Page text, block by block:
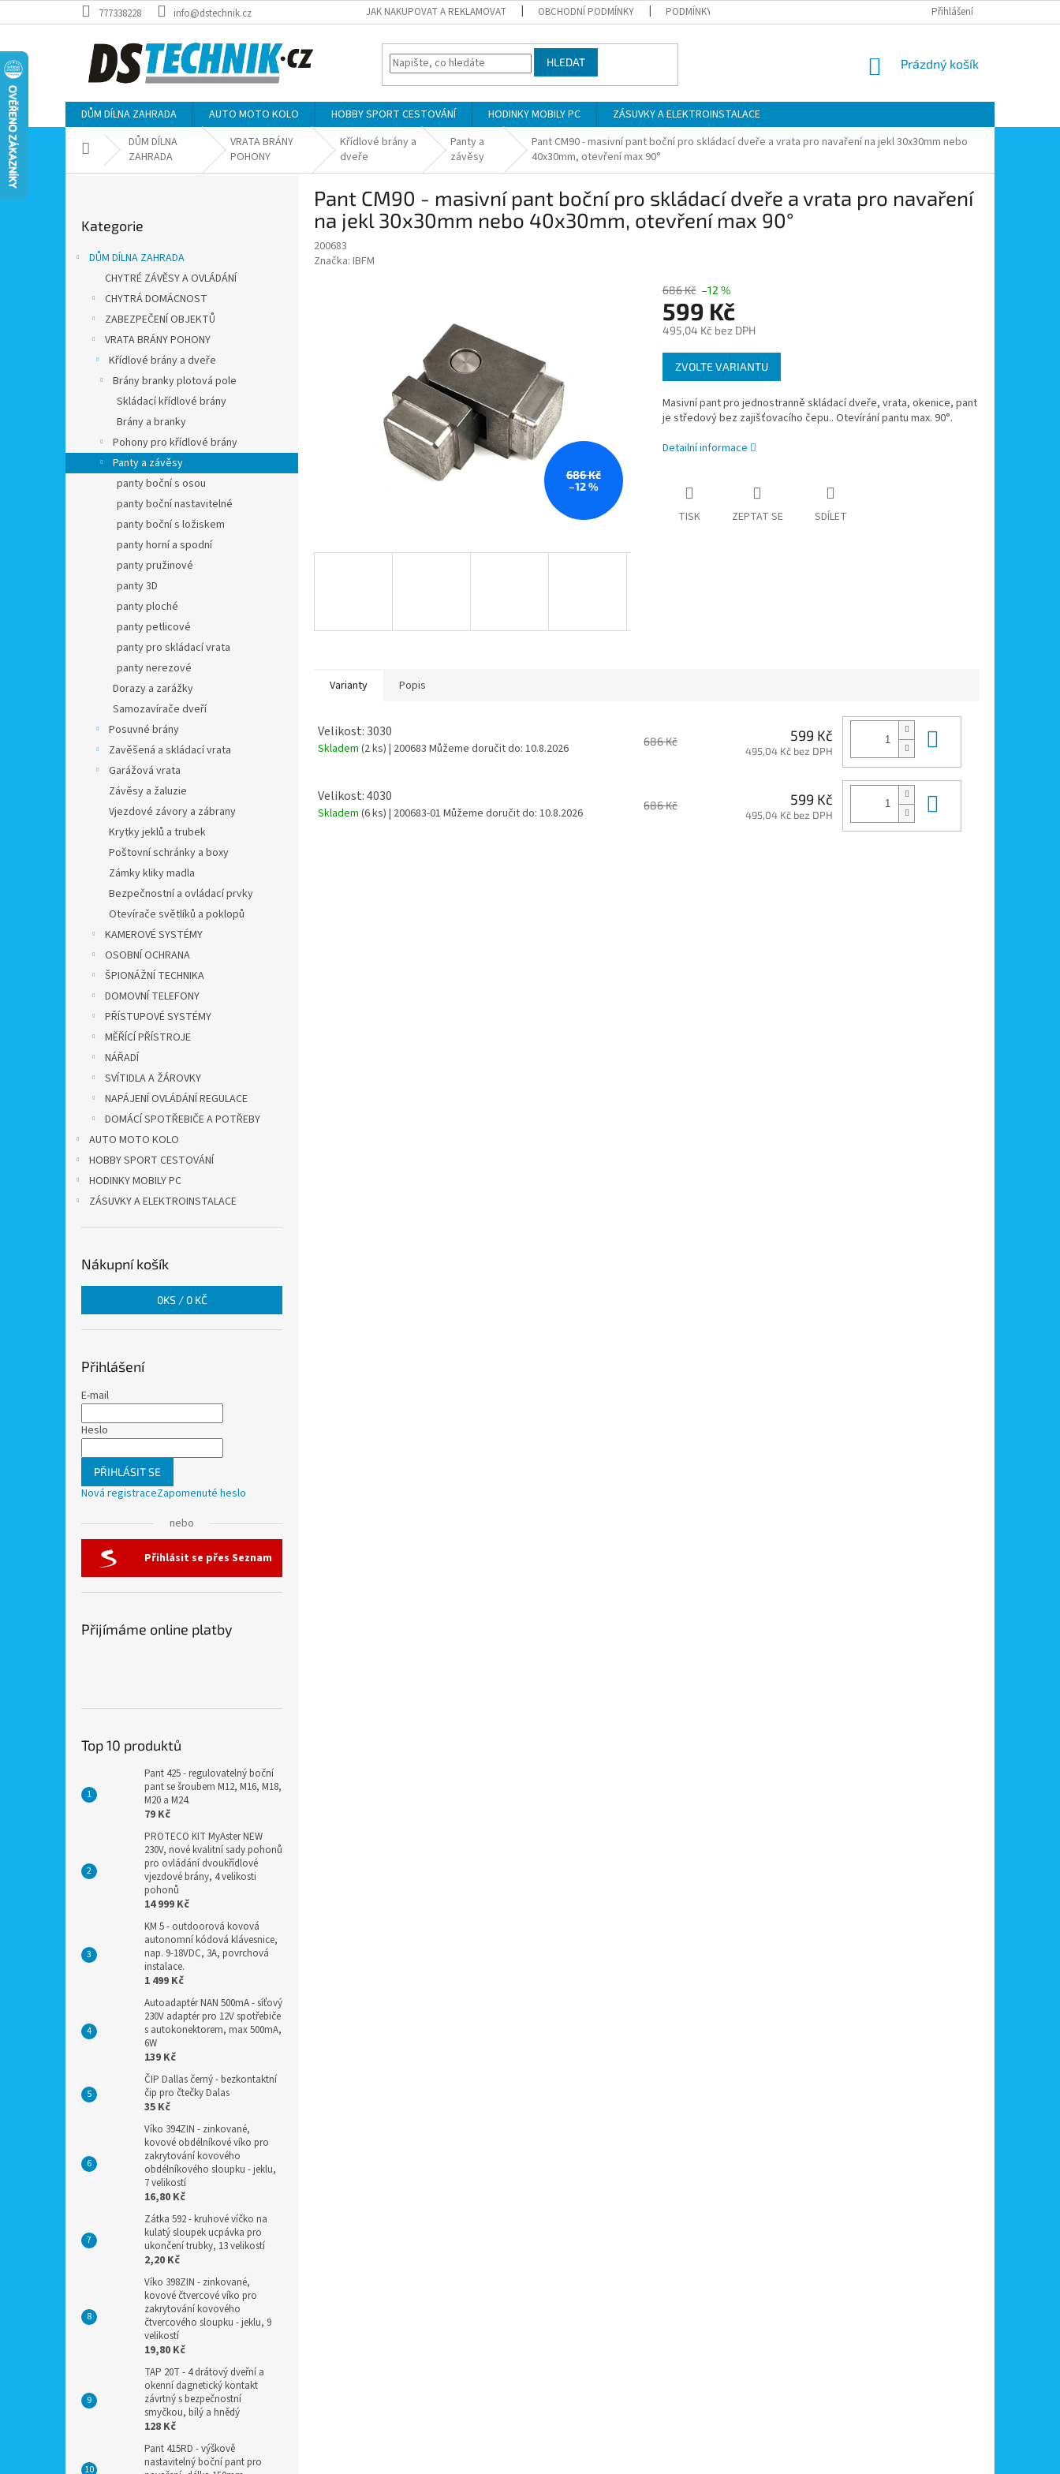
na
777338228 info@dstechnik.cz JAK NAKUPOVAT A REKLAMOVAT OBCHODNÍ PODMÍNKY PODMÍNKY OCHRANY OSOBNÍCH ÚDAJŮ MOJE OBJEDNÁVKA
Přihlášení
HLEDAT
NÁKUPNÍ
Prázdný košík
DŮM DÍLNA ZAHRADA AUTO MOTO KOLO HOBBY SPORT CESTOVÁNÍ HODINKY MOBILY PC ZÁSUVKY A ELEKTROINSTALACE
Domů DŮM DÍLNA
ZAHRADA
VRATA BRÁNY
POHONY
Křídlové brány a
dveře
Panty a
závěsy
Pant CM90 - masivní pant boční pro skládací dveře a vrata pro navaření na jekl 30x30mm nebo
40x30mm, otevření max 90°
kategorie
Kategorie
DŮM DÍLNA ZAHRADA
CHYTRÉ ZÁVĚSY A OVLÁDÁNÍ
CHYTRÁ DOMÁCNOST
ZABEZPEČENÍ OBJEKTŮ
VRATA BRÁNY POHONY
Křídlové brány a dveře
Brány branky plotová pole
Skládací křídlové brány
Brány a branky
Pohony pro křídlové brány
Panty a závěsy
panty boční s osou
panty boční nastavitelné
panty boční s ložiskem
panty horní a spodní
panty pružinové
panty 3D
panty ploché
panty petlicové
panty pro skládací vrata
panty nerezové
Dorazy a zarážky
Samozavírače dveří
Posuvné brány
Zavěšená a skládací vrata
Garážová vrata
Závěsy a žaluzie
Vjezdové závory a zábrany
Krytky jeklů a trubek
Poštovní schránky a boxy
Zámky kliky madla
Bezpečnostní a ovládací prvky
Otevírače světlíků a poklopů
KAMEROVÉ SYSTÉMY
OSOBNÍ OCHRANA
ŠPIONÁŽNÍ TECHNIKA
DOMOVNÍ TELEFONY
PŘÍSTUPOVÉ SYSTÉMY
MĚŘÍCÍ PŘÍSTROJE
NÁŘADÍ
SVÍTIDLA A ŽÁROVKY
NAPÁJENÍ OVLÁDÁNÍ REGULACE
DOMÁCÍ SPOTŘEBIČE A POTŘEBY
AUTO MOTO KOLO
HOBBY SPORT CESTOVÁNÍ
HODINKY MOBILY PC
ZÁSUVKY A ELEKTROINSTALACE
Nákupní košík
0KS / 0 KČ
Přihlášení
E-mail
Heslo
PŘIHLÁSIT SE
Nová registraceZapomenuté heslo
nebo
Přihlásit se přes Seznam
Přijímáme online platby
Top 10 produktů
Pant 425 - regulovatelný boční
pant se šroubem M12, M16, M18,
M20 a M24.
79 Kč
PROTECO KIT MyAster NEW
230V, nové kvalitní sady pohonů
pro ovládání dvoukřídlové
vjezdové brány, 4 velikosti
pohonů
14 999 Kč
KM 5 - outdoorová kovová
autonomní kódová klávesnice,
nap. 9-18VDC, 3A, povrchová
instalace.
1 499 Kč
Autoadaptér NAN 500mA - síťový
230V adaptér pro 12V spotřebiče
s autokonektorem, max 500mA,
6W
139 Kč
ČIP Dallas černý - bezkontaktní
čip pro čtečky Dalas
35 Kč
Víko 394ZIN - zinkované,
kovové obdélníkové víko pro
zakrytování kovového
obdélníkového sloupku - jeklu,
7 velikostí
16,80 Kč
Zátka 592 - kruhové víčko na
kulatý sloupek ucpávka pro
ukončení trubky, 13 velikostí
2,20 Kč
Víko 398ZIN - zinkované,
kovové čtvercové víko pro
zakrytování kovového
čtvercového sloupku - jeklu, 9
velikostí
19,80 Kč
TAP 20T - 4 drátový dveřní a
okenní dagnetický kontakt
závrtný s bezpečnostní
smyčkou, bílý a hnědý
128 Kč
Pant 415RD - výškově
nastavitelný boční pant pro
Pant CM90 - masivní pant boční pro skládací dveře a vrata pro navaření
na jekl 30x30mm nebo 40x30mm, otevření max 90°
200683
Značka: IBFM
686 Kč
–12 %
686 Kč –12 %
599 Kč
495,04 Kč bez DPH
Měrná
cena:
ZVOLTE VARIANTU
Masivní pant pro jednostranně skládací dveře, vrata, okenice, pant
je středový bez zajišťovacího čepu.. Otevírání pantu max. 90°.
Detailní informace
TISK ZEPTAT SE SDÍLET
Varianty Popis
Velikost: 3030
Skladem (2 ks) | 200683 Můžeme doručit do: 10.8.2026 686 Kč 599 Kč
495,04 Kč bez DPH
Velikost: 4030
Skladem (6 ks) | 200683-01 Můžeme doručit do: 10.8.2026 686 Kč 599 Kč
495,04 Kč bez DPH